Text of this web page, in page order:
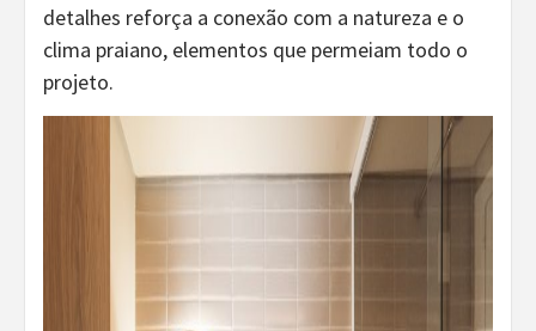
detalhes reforça a conexão com a natureza e o
clima praiano, elementos que permeiam todo o
projeto.